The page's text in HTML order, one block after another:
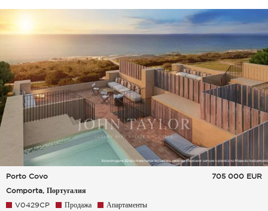
Porto Covo
Comporta, Португалия
705 000 EUR
V0429CP Продажа Апартаменты